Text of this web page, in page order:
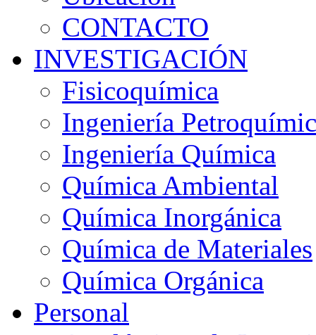
CONTACTO
INVESTIGACIÓN
Fisicoquímica
Ingeniería
Ingeniería Química
Química Ambiental
Química Inorgánica
Química de Materiales
Química Orgánica
Personal